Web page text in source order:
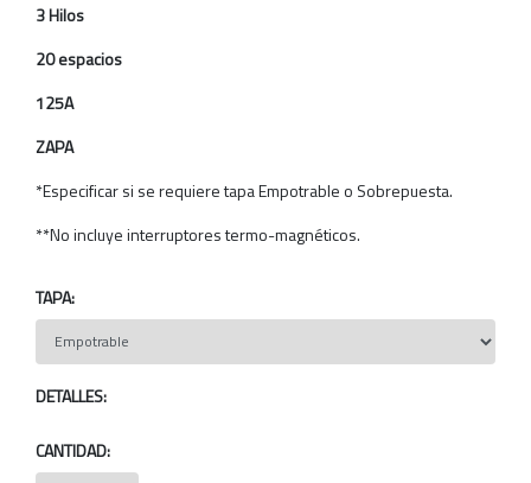
3 Hilos
20 espacios
125A
ZAPA
*Especificar si se requiere tapa Empotrable o Sobrepuesta.
**No incluye interruptores termo-magnéticos.
TAPA:
DETALLES:
CANTIDAD: